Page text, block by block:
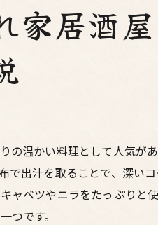
都会の喧
友人
心温
梅田の隠
家居酒
の温かい料理として人気が
で出汁を取ることで、深い
ャベツやニラをたっぷりと
つです。